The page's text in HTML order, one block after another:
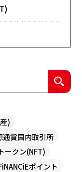
)
通貨国内取引所
ークン(NFT)
ポイント